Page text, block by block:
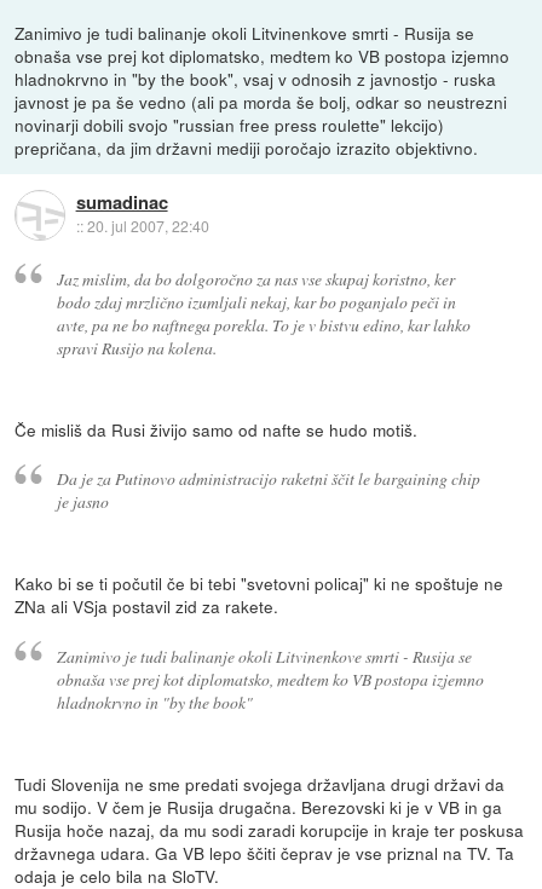
Zanimivo je tudi balinanje okoli Litvinenkove smrti - Rusija se
obnaša vse prej kot diplomatsko, medtem ko VB postopa izjemno
hladnokrvno in "by the book", vsaj v odnosih z javnostjo - ruska
javnost je pa še vedno (ali pa morda še bolj, odkar so neustrezni
novinarji dobili svojo "russian free press roulette" lekcijo)
prepričana, da jim državni mediji poročajo izrazito objektivno.
sumadinac
::20. jul 2007, 22:40
Jaz mislim, da bo dolgoročno za nas vse skupaj koristno, ker
bodo zdaj mrzlično izumljali nekaj, kar bo poganjalo peči in
avte, pa ne bo naftnega porekla. To je v bistvu edino, kar lahko
spravi Rusijo na kolena.
Če misliš da Rusi živijo samo od nafte se hudo motiš.
Da je za Putinovo administracijo raketni ščit le bargaining chip
je jasno
Kako bi se ti počutil če bi tebi "svetovni policaj" ki ne spoštuje ne
ZNa ali VSja postavil zid za rakete.
Zanimivo je tudi balinanje okoli Litvinenkove smrti - Rusija se
obnaša vse prej kot diplomatsko, medtem ko VB postopa izjemno
hladnokrvno in "by the book"
Tudi Slovenija ne sme predati svojega državljana drugi državi da
mu sodijo. V čem je Rusija drugačna. Berezovski ki je v VB in ga
Rusija hoče nazaj, da mu sodi zaradi korupcije in kraje ter poskusa
državnega udara. Ga VB lepo ščiti čeprav je vse priznal na TV. Ta
odaja je celo bila na SloTV.